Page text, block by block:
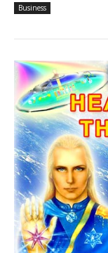
Business